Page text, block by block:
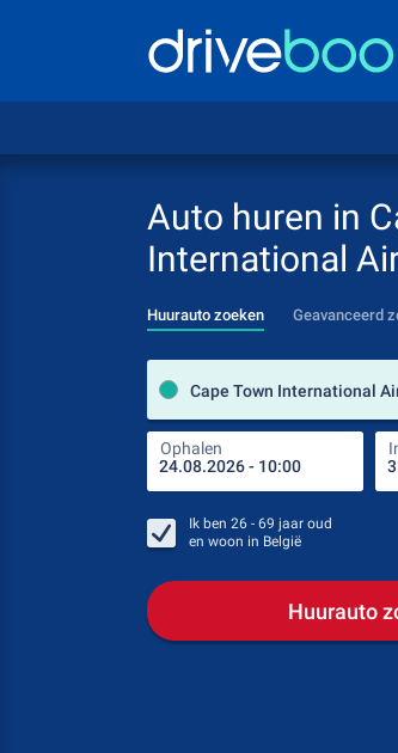
Auto huren in
International
Huurauto zoeken Geavanceerd
Ophalen
Ik ben 26 - 69 jaar oud
en woon in België
Huurauto